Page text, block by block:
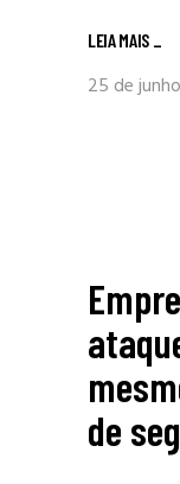
LEIA MAIS _
25 de
de